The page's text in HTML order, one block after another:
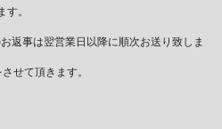
す。
返事は翌営業日以降に順次お送り致しま
せて頂きます。